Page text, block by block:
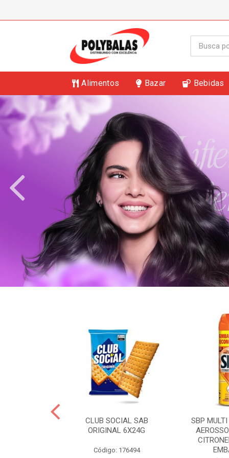
Alimentos Bazar Bebidas
CLUB SOCIAL SAB
ORIGINAL 6X24G
Código: 176494
SBP